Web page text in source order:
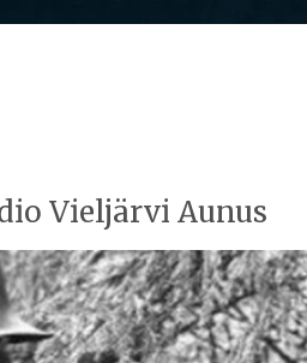
Vieljärvi Aunus